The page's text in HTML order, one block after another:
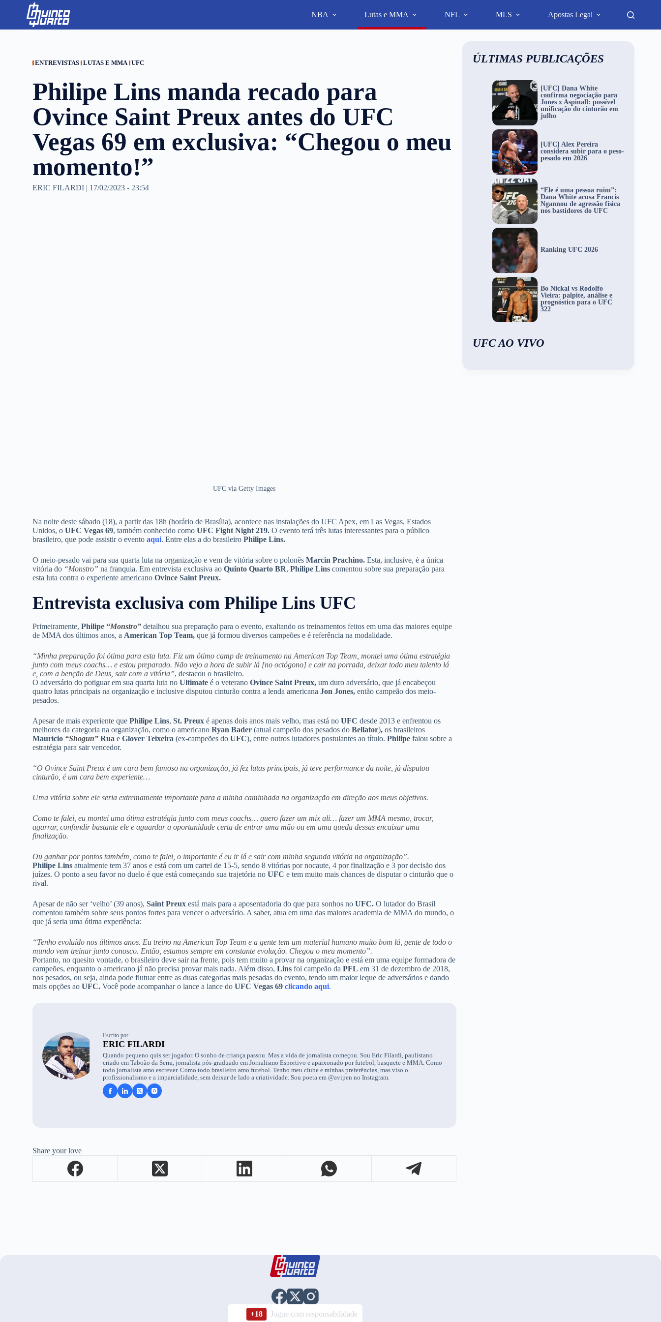
p
NBA Lutas e MMA NFL MLS Apostas Legal
ENTREVISTAS LUTAS E MMA UFC
Philipe Lins manda recado para
Ovince Saint Preux antes do UFC
Vegas 69 em exclusiva: “Chegou o meu
momento!”
ERIC FILARDI | 17/02/2023 - 23:54
UFC via Getty Images
Na noite deste sábado (18), a partir das 18h (horário de Brasília), acontece nas instalações do UFC Apex, em Las Vegas, Estados
Unidos, oUFC Vegas 69, também conhecido comoUFC Fight Night 219.O evento terá três lutas interessantes para o público
brasileiro, que pode assistir o eventoaqui. Entre elas a do brasileiroPhilipe Lins.
O meio-pesado vai para sua quarta luta na organização e vem de vitória sobre o polonêsMarcin Prachino. Esta, inclusive, é a única
vitória do “Monstro” na franquia. Em entrevista exclusiva aoQuinto Quarto BR,Philipe Lins comentou sobre sua preparação para
esta luta contra o experiente americanoOvince Saint Preux.
Entrevista exclusiva com Philipe Lins UFC
Primeiramente,Philipe “Monstro”detalhou sua preparação para o evento, exaltando os treinamentos feitos em uma das maiores equipe
de MMA dos últimos anos, a American Top Team,que já formou diversos campeões e é referência na modalidade.
“Minha preparação foi ótima para esta luta. Fiz um ótimo camp de treinamento na American Top Team, montei uma ótima estratégia
junto com meus coachs… e estou preparado. Não vejo a hora de subir lá [no octógono] e cair na porrada, deixar todo meu talento lá
e, com a benção de Deus, sair com a vitória”, destacou o brasileiro.
O adversário do potiguar em sua quarta luta noUltimate é o veteranoOvince Saint Preux, um duro adversário, que já encabeçou
quatro lutas principais na organização e inclusive disputou cinturão contra a lenda americanaJon Jones,então campeão dos meio-
pesados.
Apesar de mais experiente quePhilipe Lins,St. Preux é apenas dois anos mais velho, mas está noUFCdesde 2013 e enfrentou os
melhores da categoria na organização, como o americanoRyan Bader (atual campeão dos pesados doBellator), os brasileiros
Maurício “Shogun” Rua eGlover Teixeira (ex-campeões do UFC), entre outros lutadores postulantes ao título.Philipefalou sobre a
estratégia para sair vencedor.
“O Ovince Saint Preux é um cara bem famoso na organização, já fez lutas principais, já teve performance da noite, já disputou
cinturão, é um cara bem experiente…
Uma vitória sobre ele seria extremamente importante para a minha caminhada na organização em direção aos meus objetivos.
Como te falei, eu montei uma ótima estratégia junto com meus coachs… quero fazer um mix ali… fazer um MMA mesmo, trocar,
agarrar, confundir bastante ele e aguardar a oportunidade certa de entrar uma mão ou em uma queda dessas encaixar uma
finalização.
Ou ganhar por pontos também, como te falei, o importante é eu ir lá e sair com minha segunda vitória na organização”.
Philipe Linsatualmente tem 37 anos e está com um cartel de 15-5, sendo 8 vitórias por nocaute, 4 por finalização e 3 por decisão dos
juízes. O ponto a seu favor no duelo é que está começando sua trajetória noUFC e tem muito mais chances de disputar o cinturão que o
rival.
Apesar de não ser ‘velho’ (39 anos),Saint Preux está mais para a aposentadoria do que para sonhos noUFC.O lutador do Brasil
comentou também sobre seus pontos fortes para vencer o adversário. A saber, atua em uma das maiores academia de MMA do mundo, o
que já seria uma ótima experiência:
“Tenho evoluído nos últimos anos. Eu treino na American Top Team e a gente tem um material humano muito bom lá, gente de todo o
mundo vem treinar junto conosco. Então, estamos sempre em constante evolução. Chegou o meu momento”.
Portanto, no quesito vontade, o brasileiro deve sair na frente, pois tem muito a provar na organização e está em uma equipe formadora de
campeões, enquanto o americano já não precisa provar mais nada. Além disso,Lins foi campeão daPFLem 31 de dezembro de 2018,
nos pesados, ou seja, ainda pode flutuar entre as duas categorias mais pesadas do evento, tendo um maior leque de adversários e dando
mais opções aoUFC.Você pode acompanhar o lance a lance doUFC Vegas 69clicando aqui.
Escrito por
ERIC FILARDI
Quando pequeno quis ser jogador. O sonho de criança passou. Mas a vida de jornalista começou. Sou Eric Filardi, paulistano
criado em Taboão da Serra, jornalista pós-graduado em Jornalismo Esportivo e apaixonado por futebol, basquete e MMA. Como
todo jornalista amo escrever. Como todo brasileiro amo futebol. Tenho meu clube e minhas preferências, mas viso o
profissionalismo e a imparcialidade, sem deixar de lado a criatividade. Sou poeta em @avipen no Instagram.
Share your love
ÚLTIMAS PUBLICAÇÕES
[UFC] Dana White
confirma negociação para
Jones x Aspinall: possível
unificação do cinturão em
julho
[UFC] Alex Pereira
considera subir para o peso-
pesado em 2026
“Ele é uma pessoa ruim”:
Dana White acusa Francis
Ngannou de agressão física
nos bastidores do UFC
Ranking UFC 2026
Bo Nickal vs Rodolfo
Vieira: palpite, análise e
prognóstico para o UFC
322
UFC AO VIVO
+18 Jogue com responsabilidade